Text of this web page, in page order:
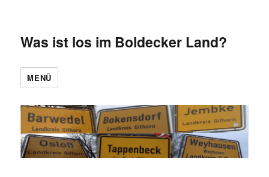
Was ist los im Boldecker Land?
MENÜ